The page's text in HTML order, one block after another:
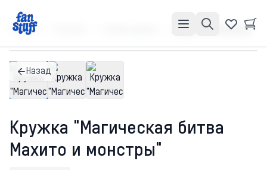
Главная Кружка "Магическая битва Махито и монстры"
Назад
Кружка "Магическая битва
Махито и монстры"